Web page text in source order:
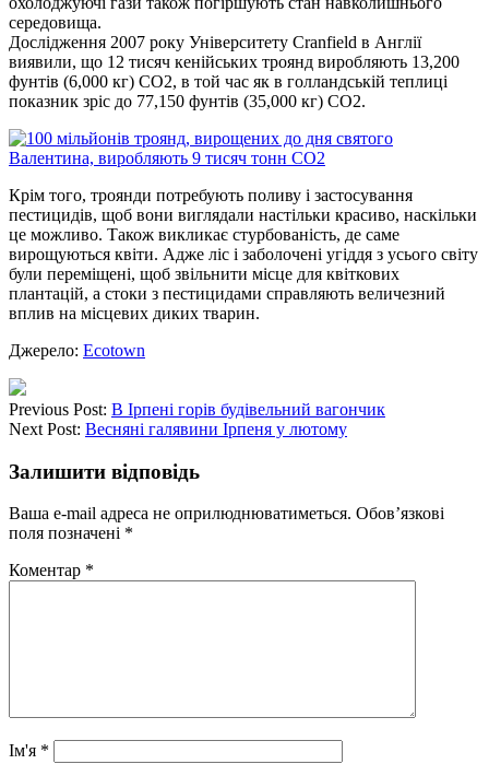
середовища.
Дослідження 2007 року Університету Cranfield в Англії
виявили, що 12 тисяч кенійських троянд виробляють 13,200
фунтів (6,000 кг) СО2, в той час як в голландській теплиці
показник зріс до 77,150 фунтів (35,000 кг) СО2.
Крім того, троянди потребують поливу і застосування
пестицидів, щоб вони виглядали настільки красиво, наскільки
це можливо. Також викликає стурбованість, де саме
вирощуються квіти. Адже ліс і заболочені угіддя з усього світу
були переміщені, щоб звільнити місце для квіткових
плантацій, а стоки з пестицидами справляють величезний
вплив на місцевих диких тварин.
Джерело: Ecotown
Previous Post: В Ірпені горів будівельний вагончик
Next Post: Весняні галявини Ірпеня у лютому
Залишити відповідь
Ваша e-mail адреса не оприлюднюватиметься. Обов’язкові
поля позначені *
Коментар *
Ім'я *